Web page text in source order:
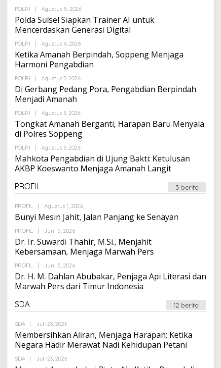
POLRI Agustus 5, 2026Oleh
Polda Sulsel Siapkan Trainer AI untuk
Mencerdaskan Generasi Digital
POLRI Agustus 4, 2026Oleh
Ketika Amanah Berpindah, Soppeng Menjaga
Harmoni Pengabdian
POLRI Agustus 3, 2026Oleh
Di Gerbang Pedang Pora, Pengabdian Berpindah
Menjadi Amanah
POLRI Agustus 3, 2026Oleh
Tongkat Amanah Berganti, Harapan Baru Menyala
di Polres Soppeng
POLRI Agustus 3, 2026Oleh
Mahkota Pengabdian di Ujung Bakti: Ketulusan
AKBP Koeswanto Menjaga Amanah Langit
PROFIL 3 berita
PROFIL Agustus 1, 2026Oleh
Bunyi Mesin Jahit, Jalan Panjang ke Senayan
PROFIL Juni 5, 2026Oleh
Dr. Ir. Suwardi Thahir, M.Si., Menjahit
Kebersamaan, Menjaga Marwah Pers
PROFIL Juni 5, 2026Oleh
Dr. H. M. Dahlan Abubakar, Penjaga Api Literasi dan
Marwah Pers dari Timur Indonesia
SDA 12 berita
SDA Juli 23, 2026Oleh
Membersihkan Aliran, Menjaga Harapan: Ketika
Negara Hadir Merawat Nadi Kehidupan Petani
SDA Juli 23, 2026Oleh